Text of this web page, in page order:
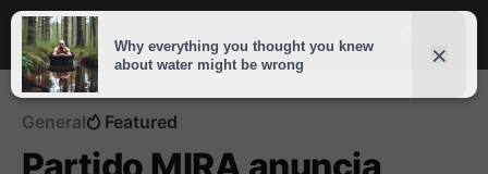
General Featured